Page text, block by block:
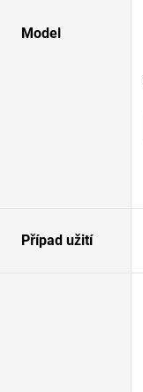
Model
Případ užití